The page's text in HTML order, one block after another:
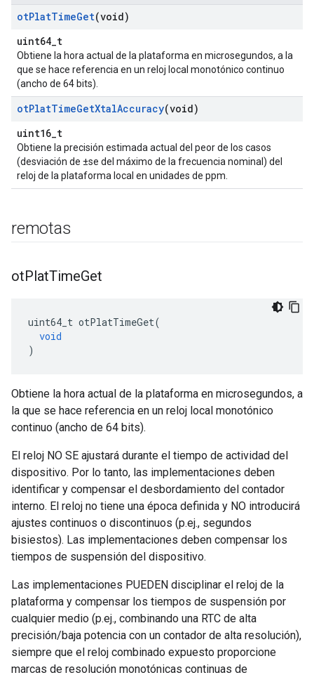
otPlatTimeGet(void)
uint64_t
Obtiene la hora actual de la plataforma en microsegundos, a la
que se hace referencia en un reloj local monotónico continuo
(ancho de 64 bits).
otPlatTimeGetXtalAccuracy(void)
uint16_t
Obtiene la precisión estimada actual del peor de los casos
(desviación de ±se del máximo de la frecuencia nominal) del
reloj de la plataforma local en unidades de ppm.
remotas
otPlatTimeGet
uint64_t otPlatTimeGet(
void
)
Obtiene la hora actual de la plataforma en microsegundos, a
la que se hace referencia en un reloj local monotónico
continuo (ancho de 64 bits).
El reloj NO SE ajustará durante el tiempo de actividad del
dispositivo. Por lo tanto, las implementaciones deben
identificar y compensar el desbordamiento del contador
interno. El reloj no tiene una época definida y NO introducirá
ajustes continuos o discontinuos (p.ej., segundos
bisiestos). Las implementaciones deben compensar los
tiempos de suspensión del dispositivo.
Las implementaciones PUEDEN disciplinar el reloj de la
plataforma y compensar los tiempos de suspensión por
cualquier medio (p.ej., combinando una RTC de alta
precisión/baja potencia con un contador de alta resolución),
siempre que el reloj combinado expuesto proporcione
marcas de resolución monotónicas continuas de